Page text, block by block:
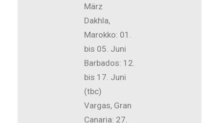
März
Dakhla,
Marokko: 01.
bis 05. Juni
Barbados: 12.
bis 17. Juni
(tbc)
Vargas, Gran
Canaria: 27.